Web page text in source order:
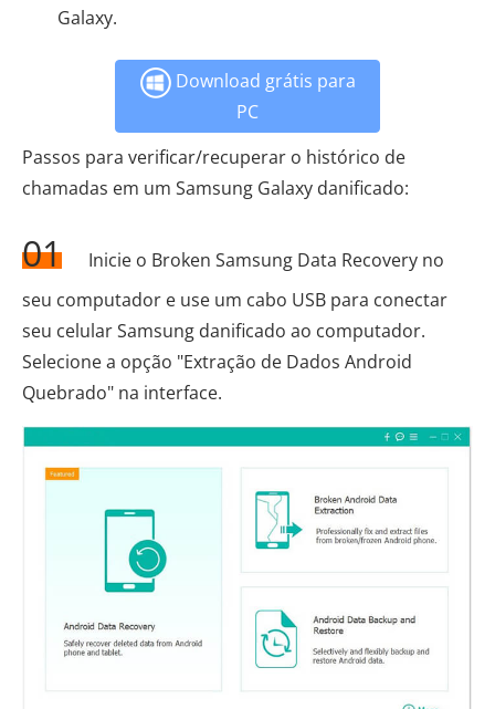
Galaxy.
Download grátis para
PC
Passos para verificar/recuperar o histórico de
chamadas em um Samsung Galaxy danificado:
01
Inicie o Broken Samsung Data Recovery no
seu computador e use um cabo USB para conectar
seu celular Samsung danificado ao computador.
Selecione a opção "Extração de Dados Android
Quebrado" na interface.